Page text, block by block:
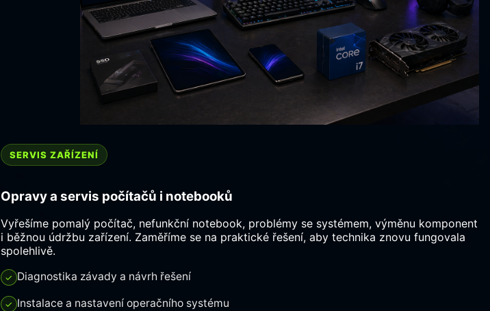
SERVIS ZAŘÍZENÍ
Opravy a servis počítačů i notebooků
Vyřešíme pomalý počítač, nefunkční notebook, problémy se systémem, výměnu komponent
i běžnou údržbu zařízení. Zaměříme se na praktické řešení, aby technika znovu fungovala
spolehlivě.
✓ Diagnostika závady a návrh řešení
✓ Instalace a nastavení operačního systému